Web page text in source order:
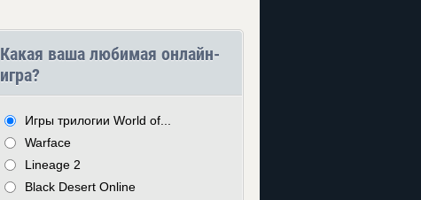
Какая ваша любимая онлайн-
игра?
Игры трилогии World of...
Warface
Lineage 2
Black Desert Online